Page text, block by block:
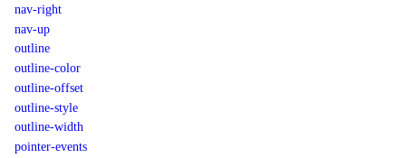
nav-right
nav-up
outline
outline-color
outline-offset
outline-style
outline-width
pointer-events